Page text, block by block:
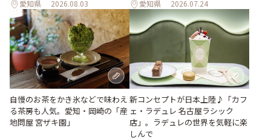
愛知県 2026.08.03 愛知県 2026.07.24
自慢のお茶をかき氷などで味わえ
る茶房も人気。愛知・岡崎の「産
地問屋 宮ザキ園」
新コンセプトが日本上陸♪「カフ
ェ・ラデュレ 名古屋ラシック
店」。ラデュレの世界を気軽に楽
しんで